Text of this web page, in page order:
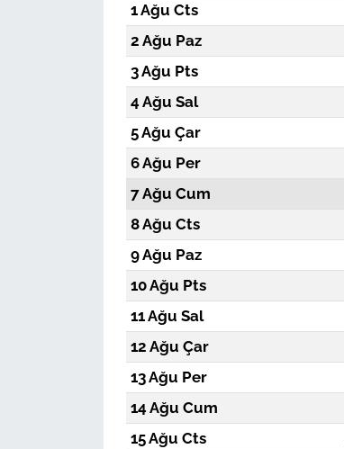
1 Ağu Cts
2 Ağu Paz
3 Ağu Pts
4 Ağu Sal
5 Ağu Çar
6 Ağu Per
7 Ağu Cum
8 Ağu Cts
9 Ağu Paz
10 Ağu Pts
11 Ağu Sal
12 Ağu Çar
13 Ağu Per
14 Ağu Cum
15 Ağu Cts